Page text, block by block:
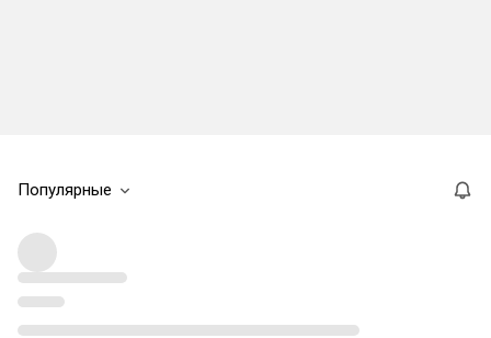
Популярные